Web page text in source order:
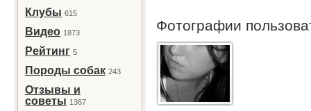
Клубы 615
Видео 1873
Рейтинг 5
Породы собак 243
Отзывы и
советы 1367
Фотографии